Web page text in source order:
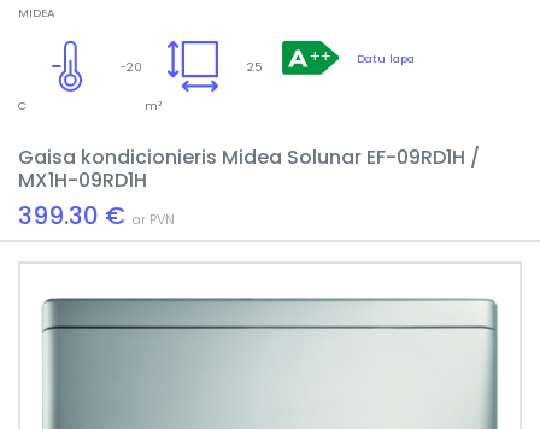
MIDEA
Datu lapa
25
m²
-20
C
Gaisa kondicionieris Midea Solunar EF-09RD1H /
MX1H-09RD1H
399.30 € ar PVN